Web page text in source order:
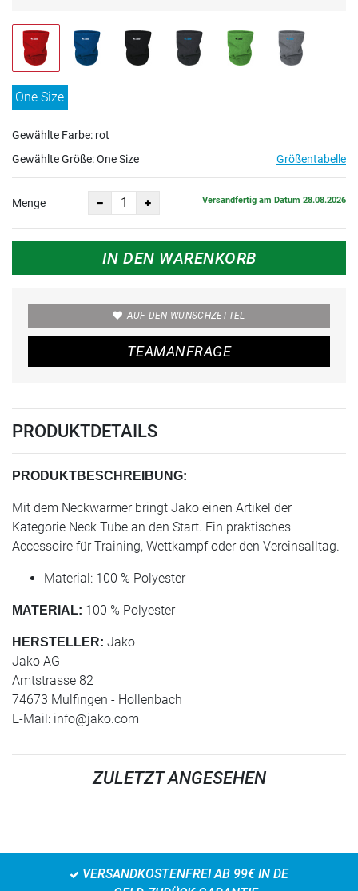
One Size
Gewählte Farbe: rot
Gewählte Größe:One Size Größentabelle
Menge Versandfertig am Datum 28.08.2026
IN DEN WARENKORB
AUF DEN WUNSCHZETTEL
TEAMANFRAGE
PRODUKTDETAILS
PRODUKTBESCHREIBUNG:
Mit dem Neckwarmer bringt Jako einen Artikel der
Kategorie Neck Tube an den Start. Ein praktisches
Accessoire für Training, Wettkampf oder den Vereinsalltag.
Material: 100 % Polyester
MATERIAL: 100 % Polyester
HERSTELLER: Jako
Jako AG
Amtstrasse 82
74673 Mulfingen - Hollenbach
E-Mail: info@jako.com
ZULETZT ANGESEHEN
VERSANDKOSTENFREI AB 99€ IN DE